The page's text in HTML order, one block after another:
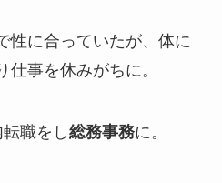
性に合っていたが、体に
事を休みがちに。
職をし総務事務に。